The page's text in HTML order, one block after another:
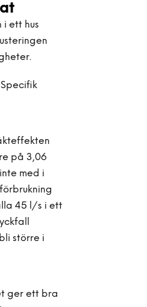
i ett hus
på 3,06
med i
45 l/s i ett
större i
ger ett bra